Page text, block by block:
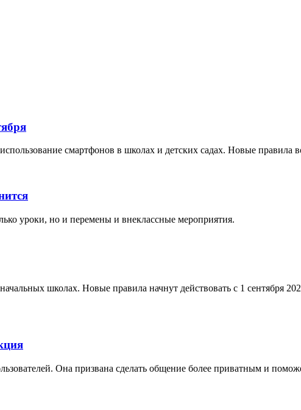
смартфонов в школах и детских садах. Новые правила
уроки, но и перемены и внеклассные мероприятия.
школах. Новые правила начнут действовать с 1 сентября
Она призвана сделать общение более приватным и